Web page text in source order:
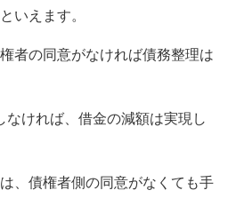
いえます。
者の同意がなければ債務整理は
なければ、借金の減額は実現し
、債権者側の同意がなくても手